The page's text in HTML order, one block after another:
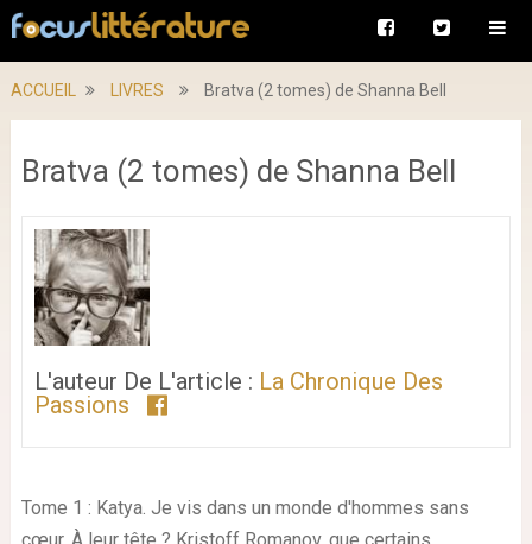
ACCUEIL LIVRES Bratva (2 tomes) de Shanna Bell
Bratva (2 tomes) de Shanna Bell
L'auteur De L'article : La Chronique Des
Passions
Tome 1 : Katya. Je vis dans un monde d'hommes sans